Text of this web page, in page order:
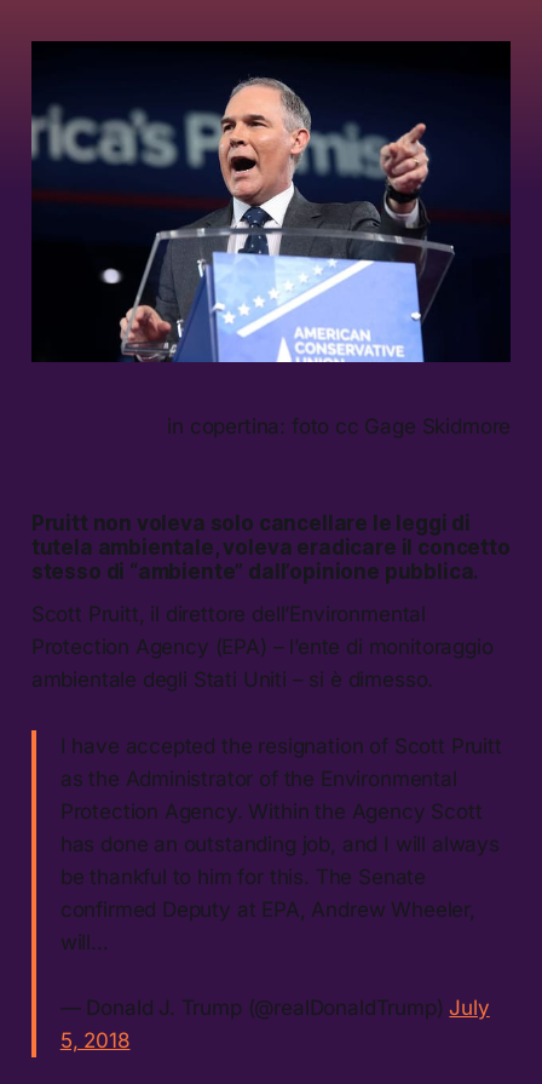
in copertina: foto cc Gage Skidmore
Pruitt non voleva solo cancellare le leggi di
tutela ambientale, voleva eradicare il concetto
stesso di “ambiente” dall’opinione pubblica.
Scott Pruitt, il direttore dell’Environmental
Protection Agency (EPA) – l’ente di monitoraggio
ambientale degli Stati Uniti – si è dimesso.
I have accepted the resignation of Scott Pruitt
as the Administrator of the Environmental
Protection Agency. Within the Agency Scott
has done an outstanding job, and I will always
be thankful to him for this. The Senate
confirmed Deputy at EPA, Andrew Wheeler,
will…
— Donald J. Trump (@realDonaldTrump)July
5, 2018